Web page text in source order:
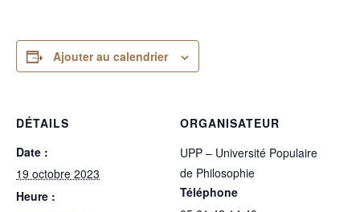
Ajouter au calendrier
DÉTAILS
Date :
19 octobre 2023
Heure :
ORGANISATEUR
UPP – Université Populaire
de Philosophie
Téléphone